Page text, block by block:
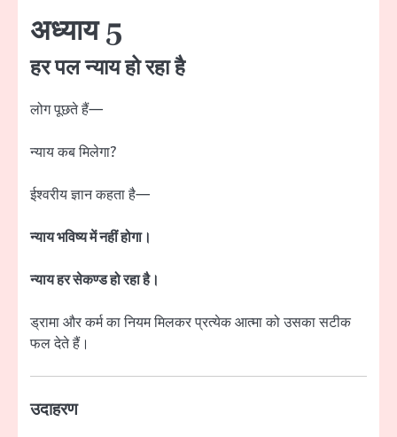
अध्याय 5
हर पल न्याय हो रहा है
लोग पूछते हैं—
न्याय कब मिलेगा?
ईश्वरीय ज्ञान कहता है—
न्याय भविष्य में नहीं होगा।
न्याय हर सेकण्ड हो रहा है।
ड्रामा और कर्म का नियम मिलकर प्रत्येक आत्मा को उसका सटीक
फल देते हैं।
उदाहरण